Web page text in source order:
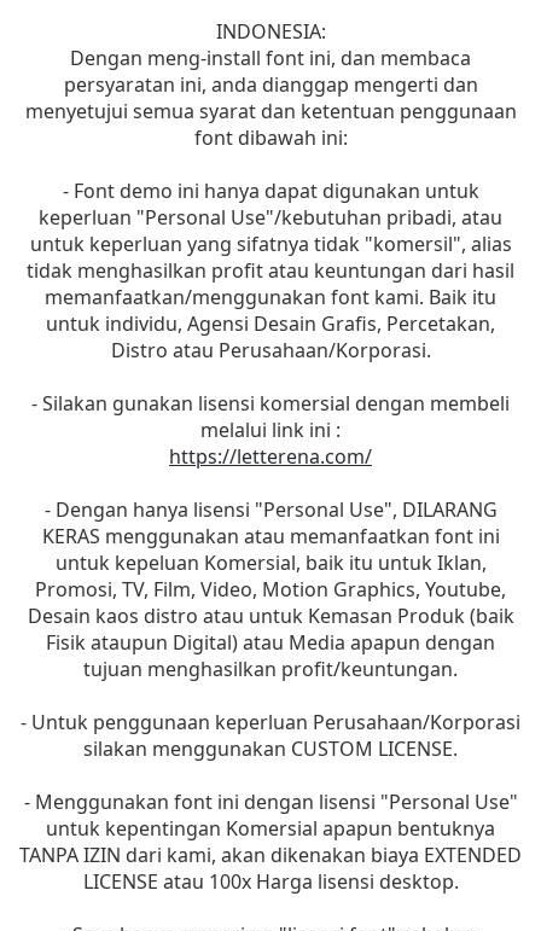
INDONESIA:
Dengan meng-install font ini, dan membaca
persyaratan ini, anda dianggap mengerti dan
menyetujui semua syarat dan ketentuan penggunaan
font dibawah ini:
- Font demo ini hanya dapat digunakan untuk
keperluan "Personal Use"/kebutuhan pribadi, atau
untuk keperluan yang sifatnya tidak "komersil", alias
tidak menghasilkan profit atau keuntungan dari hasil
memanfaatkan/menggunakan font kami. Baik itu
untuk individu, Agensi Desain Grafis, Percetakan,
Distro atau Perusahaan/Korporasi.
- Silakan gunakan lisensi komersial dengan membeli
melalui link ini :
https://letterena.com/
- Dengan hanya lisensi "Personal Use", DILARANG
KERAS menggunakan atau memanfaatkan font ini
untuk kepeluan Komersial, baik itu untuk Iklan,
Promosi, TV, Film, Video, Motion Graphics, Youtube,
Desain kaos distro atau untuk Kemasan Produk (baik
Fisik ataupun Digital) atau Media apapun dengan
tujuan menghasilkan profit/keuntungan.
- Untuk penggunaan keperluan Perusahaan/Korporasi
silakan menggunakan CUSTOM LICENSE.
- Menggunakan font ini dengan lisensi "Personal Use"
untuk kepentingan Komersial apapun bentuknya
TANPA IZIN dari kami, akan dikenakan biaya EXTENDED
LICENSE atau 100x Harga lisensi desktop.